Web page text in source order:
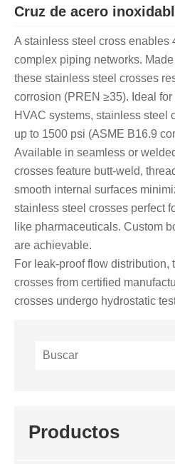
Cruz de acero
A stainless steel cross enables
complex piping networks.
these stainless steel crosses
corrosion (PREN ≥35). Ideal
HVAC systems, stainless steel
up to 1500 psi (ASME B16.9
Available in seamless or
crosses feature butt-weld,
smooth internal surfaces
stainless steel crosses perfect
like pharmaceuticals. Custom
are achievable.
For leak-proof flow distribution,
crosses from certified
crosses undergo hydrostatic
Productos